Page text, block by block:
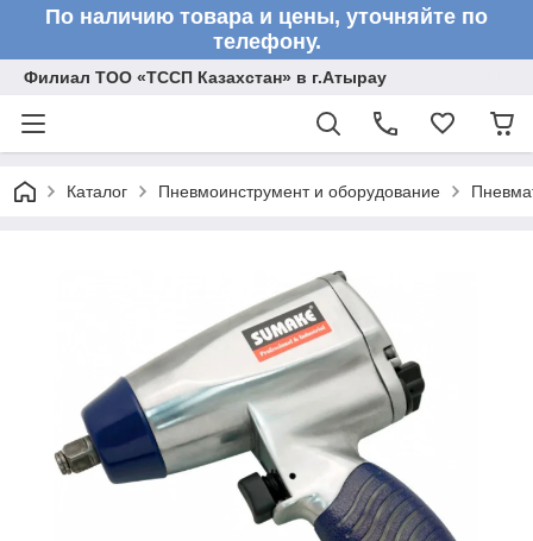
По наличию товара и цены, уточняйте по
телефону.
Филиал ТОО «ТССП Казахстан» в г.Атырау
Каталог Пневмоинструмент и оборудование